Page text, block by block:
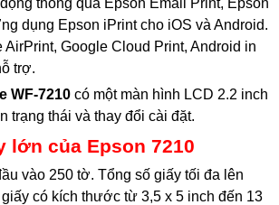
dụng Epson iPrint cho iOS và Android.
AirPrint, Google Cloud Print, Android in
trợ.
WF-7210 có một màn hình LCD 2.2 inch
trạng thái và thay đổi cài đặt.
lớn của Epson 7210
vào 250 tờ. Tổng số giấy tối đa lên
có kích thước từ 3,5 x 5 inch đến 13